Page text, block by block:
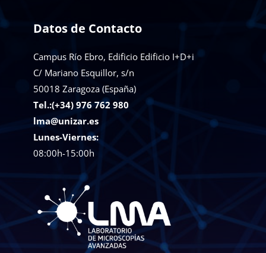
Datos de Contacto
Campus Río Ebro, Edificio Edificio I+D+i
C/ Mariano Esquillor, s/n
50018 Zaragoza (España)
Tel.:(+34) 976 762 980
lma@unizar.es
Lunes-Viernes:
08:00h-15:00h